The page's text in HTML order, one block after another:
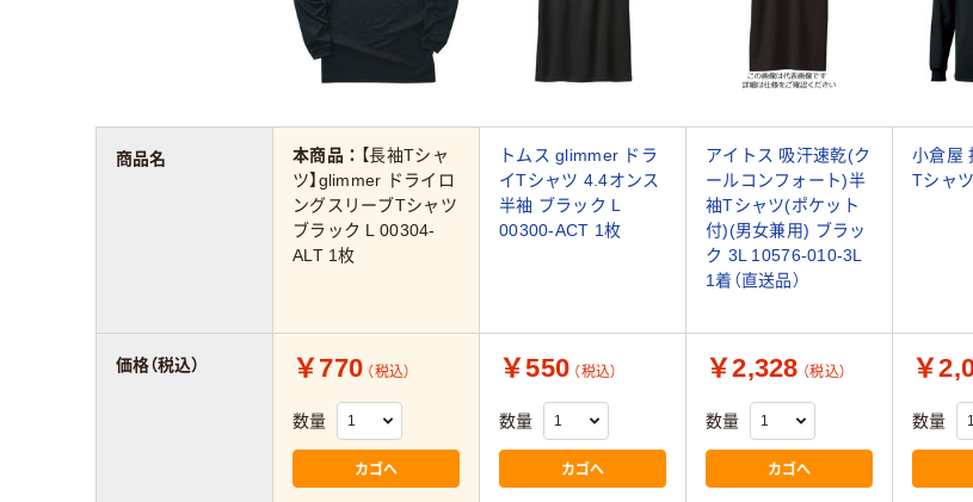
本商品： 【長袖Tシャ
ツ】glimmer ドライロ
ングスリーブTシャツ
ブラック L 00304-
ALT 1枚
トムス glimmer ドラ
イTシャツ 4.4オンス
半袖 ブラック L
00300-ACT 1枚
アイトス 吸汗速乾(ク
ールコンフォート)半
袖Tシャツ(ポケット
付)(男女兼用) ブラッ
ク 3L 10576-010-3L
1着（直送品）
小倉屋
Tシャ
￥770 （税込）
数量
カゴへ
￥550 （税込）
数量
カゴへ
￥2,328 （税込）
数量
カゴへ
￥
数量
商品名
価格（税込）